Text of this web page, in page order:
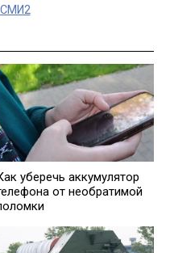
уберечь аккумулятор
от необратимой